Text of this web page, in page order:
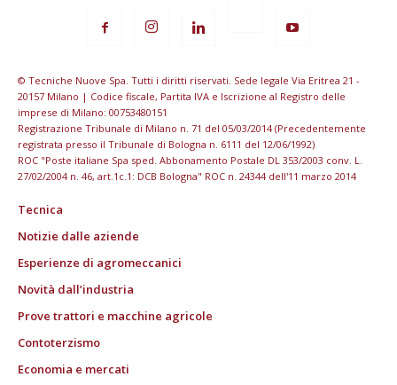
© Tecniche Nuove Spa. Tutti i diritti riservati. Sede legale Via Eritrea 21 -
20157 Milano | Codice fiscale, Partita IVA e Iscrizione al Registro delle
imprese di Milano: 00753480151
Registrazione Tribunale di Milano n. 71 del 05/03/2014 (Precedentemente
registrata presso il Tribunale di Bologna n. 6111 del 12/06/1992)
ROC "Poste italiane Spa sped. Abbonamento Postale DL 353/2003 conv. L.
27/02/2004 n. 46, art.1c.1: DCB Bologna" ROC n. 24344 dell'11 marzo 2014
Tecnica
Notizie dalle aziende
Esperienze di agromeccanici
Novità dall’industria
Prove trattori e macchine agricole
Contoterzismo
Economia e mercati